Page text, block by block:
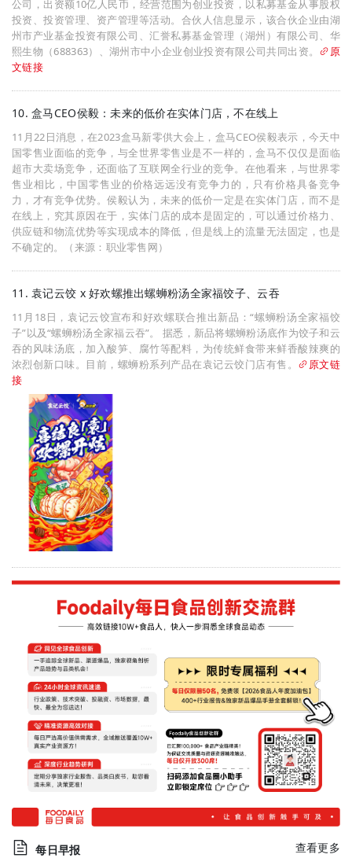
公司，出资额10亿人民币，经营范围为创业投资，以私募基金从事股权
投资、投资管理、资产管理等活动。合伙人信息显示，该合伙企业由湖
州市产业基金投资有限公司、汇誉私募基金管理（湖州）有限公司、华
熙生物（688363）、湖州市中小企业创业投资有限公司共同出资。
原
文链接
10. 盒马CEO侯毅：未来的低价在实体门店，不在线上
11月22日消息，在2023盒马新零供大会上，盒马CEO侯毅表示，今天中
国零售业面临的竞争，与全世界零售业是不一样的，盒马不仅仅是面临
超市大卖场竞争，还面临了互联网全行业的竞争。在他看来，与世界零
售业相比，中国零售业的价格远远没有竞争力的，只有价格具备竞争
力，才有竞争优势。侯毅认为，未来的低价一定是在实体门店，而不是
在线上，究其原因在于，实体门店的成本是固定的，可以通过价格力、
供应链和物流优势等实现成本的降低，但是线上的流量无法固定，也是
不确定的。（来源：职业零售网）
11. 袁记云饺 x 好欢螺推出螺蛳粉汤全家福饺子、云吞
11月18日，袁记云饺宣布和好欢螺联合推出新品：“螺蛳粉汤全家福饺
子”以及“螺蛳粉汤全家福云吞”。 据悉，新品将螺蛳粉汤底作为饺子和云
吞的风味汤底，加入酸笋、腐竹等配料，为传统鲜食带来鲜香酸辣爽的
浓烈创新口味。目前，螺蛳粉系列产品在袁记云饺门店有售。
原文链
接
每日早报 查看更多